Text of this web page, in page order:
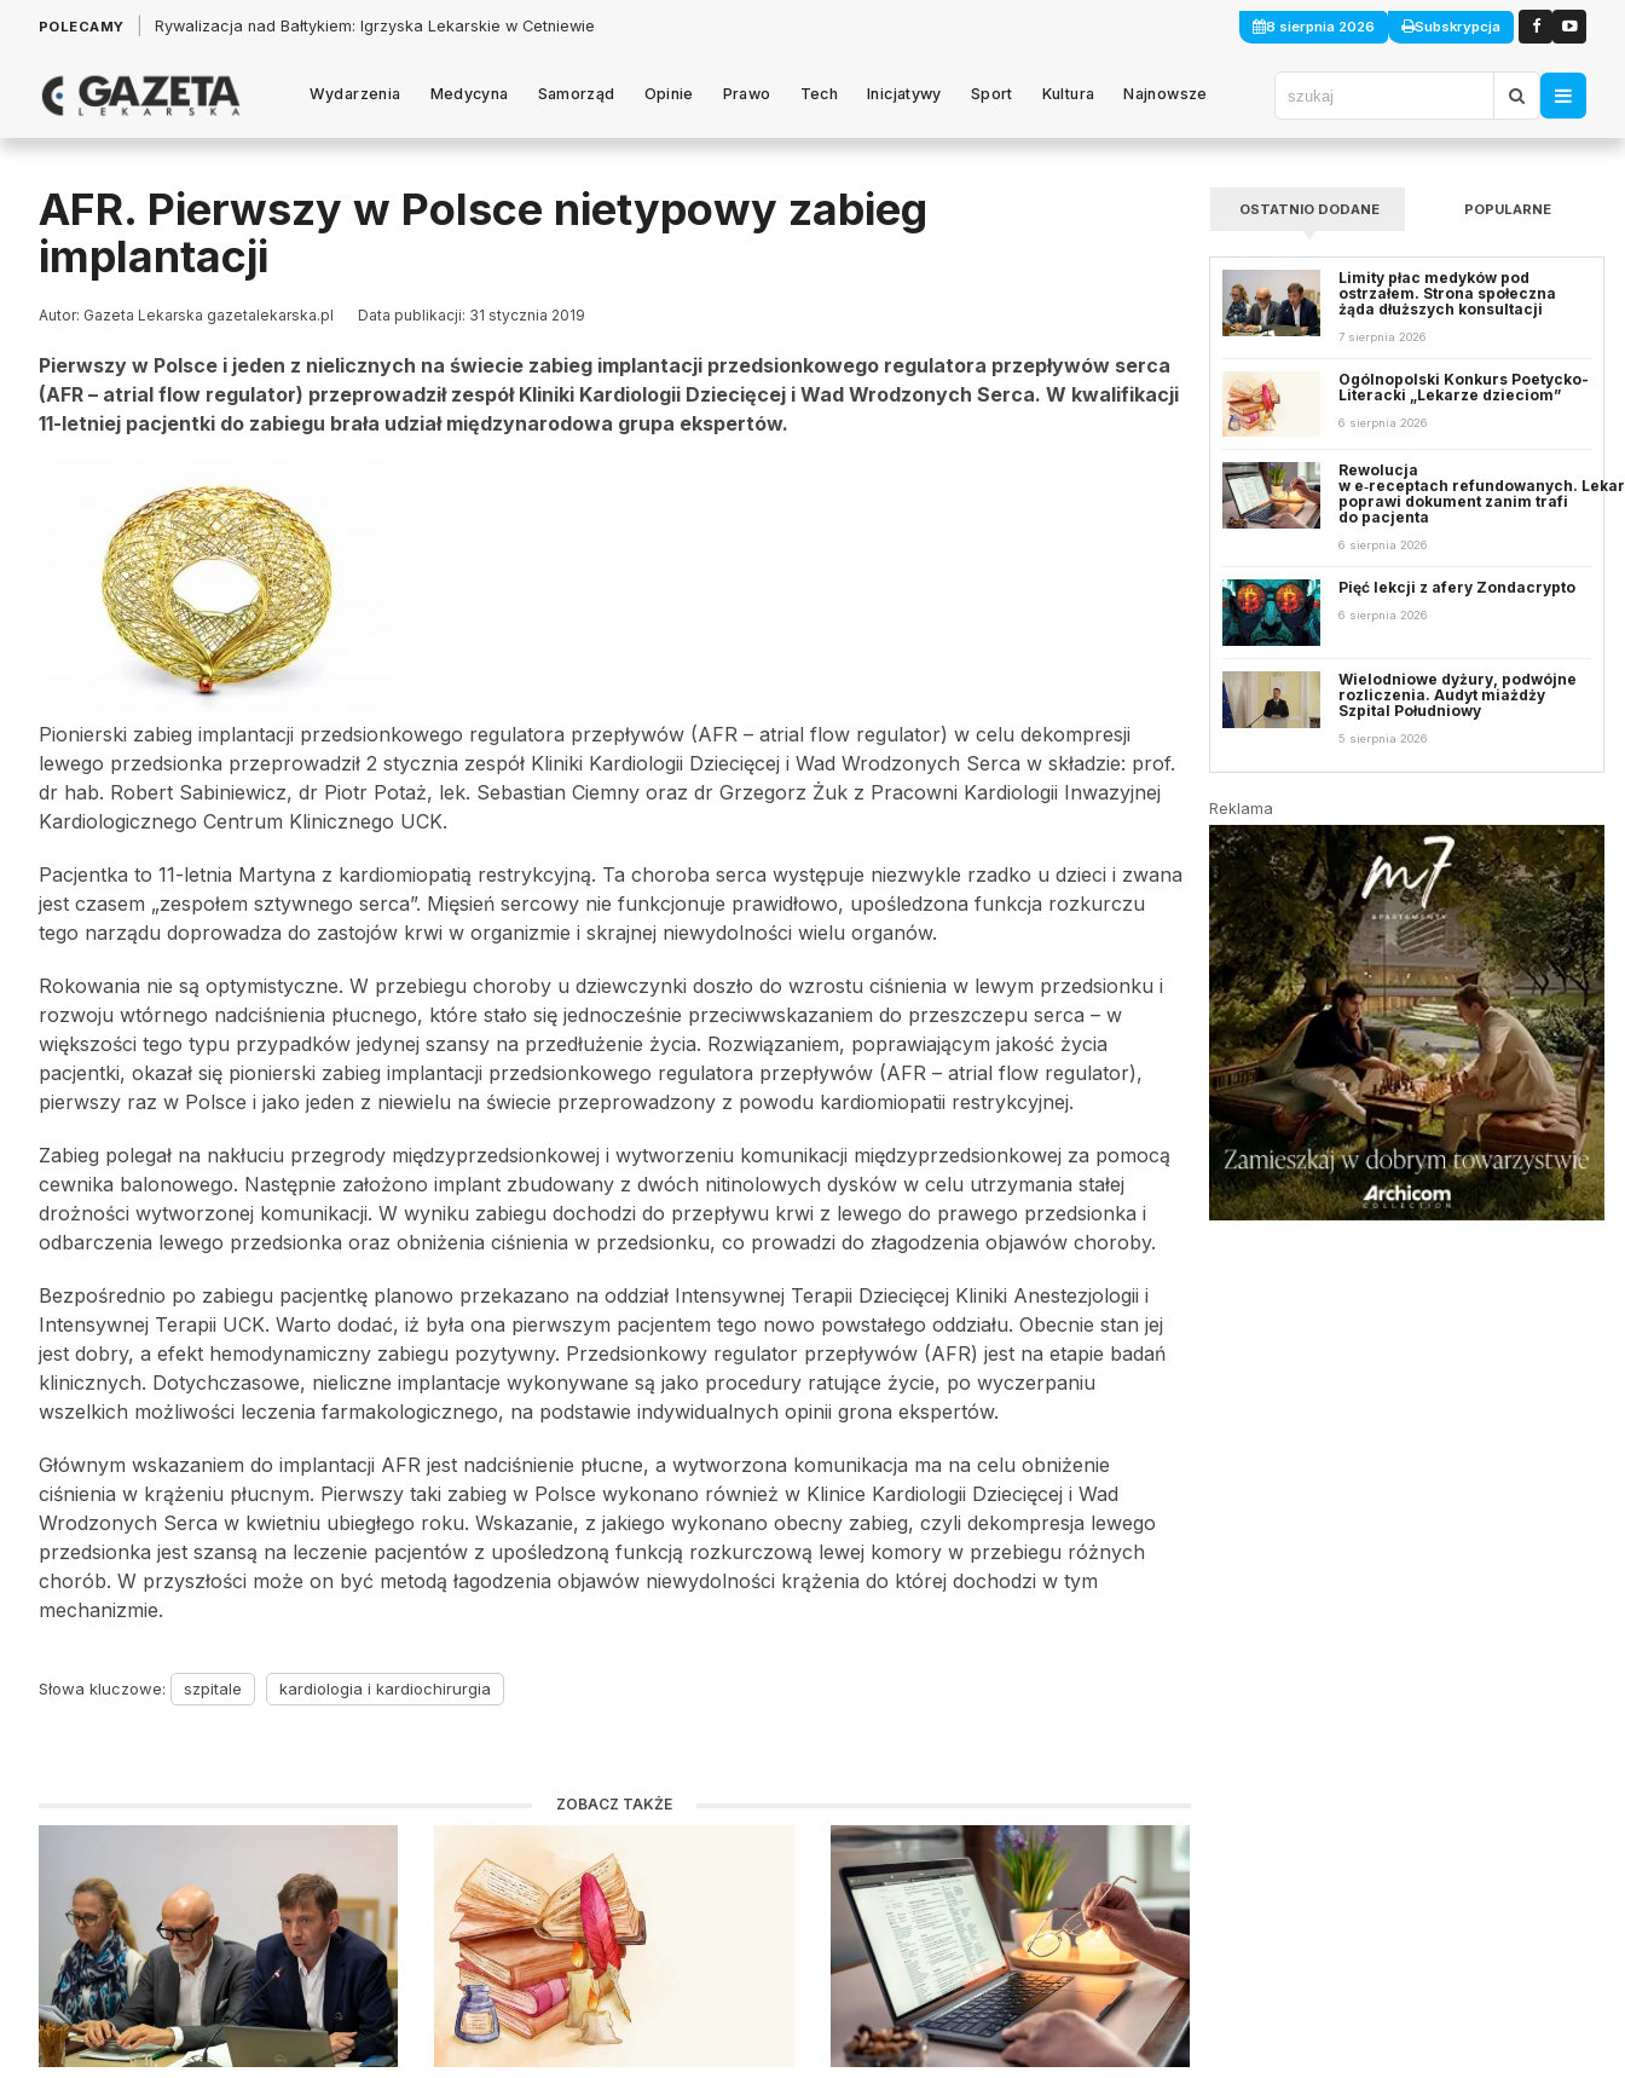
POLECAMY Łukasz Jankowski: Politycy w pogoni za króliczkiem 8 sierpnia 2026 Subskrypcja
Wydarzenia Medycyna Samorząd Opinie Prawo Tech Inicjatywy Sport Kultura Najnowsze
AFR. Pierwszy w Polsce nietypowy zabieg
implantacji
Autor: Gazeta Lekarska gazetalekarska.pl Data publikacji: 31 stycznia 2019
Pierwszy w Polsce i jeden z nielicznych na świecie zabieg implantacji przedsionkowego regulatora przepływów serca
(AFR – atrial flow regulator) przeprowadził zespół Kliniki Kardiologii Dziecięcej i Wad Wrodzonych Serca. W kwalifikacji
11-letniej pacjentki do zabiegu brała udział międzynarodowa grupa ekspertów.
Pionierski zabieg implantacji przedsionkowego regulatora przepływów (AFR – atrial flow regulator) w celu dekompresji
lewego przedsionka przeprowadził 2 stycznia zespół Kliniki Kardiologii Dziecięcej i Wad Wrodzonych Serca w składzie: prof.
dr hab. Robert Sabiniewicz, dr Piotr Potaż, lek. Sebastian Ciemny oraz dr Grzegorz Żuk z Pracowni Kardiologii Inwazyjnej
Kardiologicznego Centrum Klinicznego UCK.
Pacjentka to 11-letnia Martyna z kardiomiopatią restrykcyjną. Ta choroba serca występuje niezwykle rzadko u dzieci i zwana
jest czasem „zespołem sztywnego serca”. Mięsień sercowy nie funkcjonuje prawidłowo, upośledzona funkcja rozkurczu
tego narządu doprowadza do zastojów krwi w organizmie i skrajnej niewydolności wielu organów.
Rokowania nie są optymistyczne. W przebiegu choroby u dziewczynki doszło do wzrostu ciśnienia w lewym przedsionku i
rozwoju wtórnego nadciśnienia płucnego, które stało się jednocześnie przeciwwskazaniem do przeszczepu serca – w
większości tego typu przypadków jedynej szansy na przedłużenie życia. Rozwiązaniem, poprawiającym jakość życia
pacjentki, okazał się pionierski zabieg implantacji przedsionkowego regulatora przepływów (AFR – atrial flow regulator),
pierwszy raz w Polsce i jako jeden z niewielu na świecie przeprowadzony z powodu kardiomiopatii restrykcyjnej.
Zabieg polegał na nakłuciu przegrody międzyprzedsionkowej i wytworzeniu komunikacji międzyprzedsionkowej za pomocą
cewnika balonowego. Następnie założono implant zbudowany z dwóch nitinolowych dysków w celu utrzymania stałej
drożności wytworzonej komunikacji. W wyniku zabiegu dochodzi do przepływu krwi z lewego do prawego przedsionka i
odbarczenia lewego przedsionka oraz obniżenia ciśnienia w przedsionku, co prowadzi do złagodzenia objawów choroby.
Bezpośrednio po zabiegu pacjentkę planowo przekazano na oddział Intensywnej Terapii Dziecięcej Kliniki Anestezjologii i
Intensywnej Terapii UCK. Warto dodać, iż była ona pierwszym pacjentem tego nowo powstałego oddziału. Obecnie stan jej
jest dobry, a efekt hemodynamiczny zabiegu pozytywny. Przedsionkowy regulator przepływów (AFR) jest na etapie badań
klinicznych. Dotychczasowe, nieliczne implantacje wykonywane są jako procedury ratujące życie, po wyczerpaniu
wszelkich możliwości leczenia farmakologicznego, na podstawie indywidualnych opinii grona ekspertów.
Głównym wskazaniem do implantacji AFR jest nadciśnienie płucne, a wytworzona komunikacja ma na celu obniżenie
ciśnienia w krążeniu płucnym. Pierwszy taki zabieg w Polsce wykonano również w Klinice Kardiologii Dziecięcej i Wad
Wrodzonych Serca w kwietniu ubiegłego roku. Wskazanie, z jakiego wykonano obecny zabieg, czyli dekompresja lewego
przedsionka jest szansą na leczenie pacjentów z upośledzoną funkcją rozkurczową lewej komory w przebiegu różnych
chorób. W przyszłości może on być metodą łagodzenia objawów niewydolności krążenia do której dochodzi w tym
mechanizmie.
Słowa kluczowe: szpitale kardiologia i kardiochirurgia
ZOBACZ TAKŻE
OSTATNIO DODANE POPULARNE
Limity płac medyków pod
ostrzałem. Strona społeczna
żąda dłuższych konsultacji
7 sierpnia 2026
Ogólnopolski Konkurs Poetycko-
Literacki „Lekarze dzieciom”
6 sierpnia 2026
Rewolucja
w e‑receptach refundowanych.
poprawi dokument zanim trafi
do pacjenta
6 sierpnia 2026
Pięć lekcji z afery Zondacrypto
6 sierpnia 2026
Wielodniowe dyżury, podwójne
rozliczenia. Audyt miażdży
Szpital Południowy
5 sierpnia 2026
Reklama